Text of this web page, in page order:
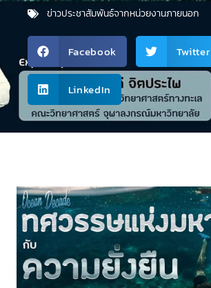
ข่าวประชาสัมพันธ์จากหน่วยงานภายนอก
Facebook Twitter
LinkedIn